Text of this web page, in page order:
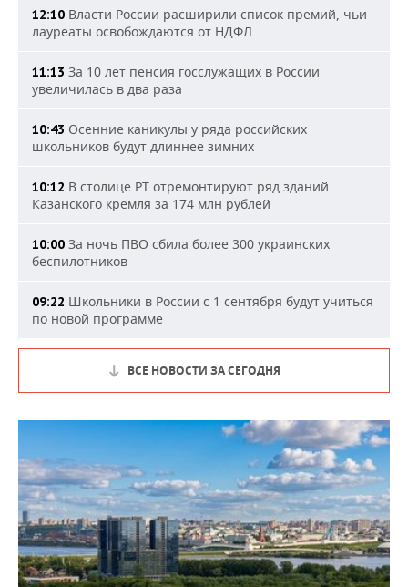
12:10 Власти России расширили список премий, чьи
лауреаты освобождаются от НДФЛ
11:13 За 10 лет пенсия госслужащих в России
увеличилась в два раза
10:43 Осенние каникулы у ряда российских
школьников будут длиннее зимних
10:12 В столице РТ отремонтируют ряд зданий
Казанского кремля за 174 млн рублей
10:00 За ночь ПВО сбила более 300 украинских
беспилотников
09:22 Школьники в России с 1 сентября будут учиться
по новой программе
ВСЕ НОВОСТИ ЗА СЕГОДНЯ